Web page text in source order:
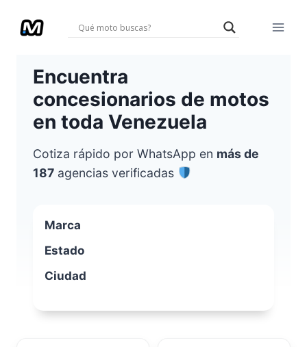
Encuentra
concesionarios de motos
en toda Venezuela
Cotiza rápido por WhatsApp en más de
187 agencias verificadas
Marca
Estado
Ciudad